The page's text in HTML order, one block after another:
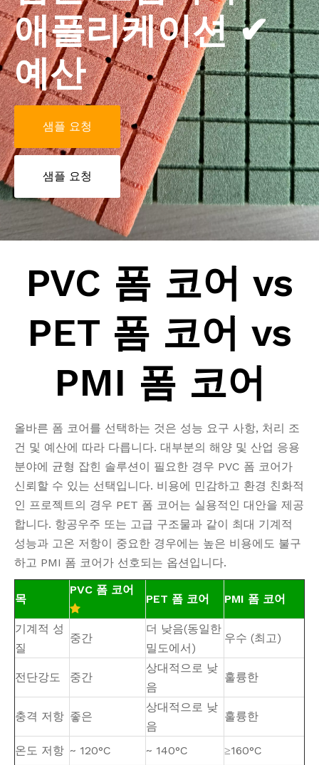
애플리케이션 ✔
예산
샘플 요청
샘플 요청
PVC 폼 코어 vs
PET 폼 코어 vs
PMI 폼 코어
올바른 폼 코어를 선택하는 것은 성능 요구 사항, 처리 조
건 및 예산에 따라 다릅니다. 대부분의 해양 및 산업 응용
분야에 균형 잡힌 솔루션이 필요한 경우 PVC 폼 코어가
신뢰할 수 있는 선택입니다. 비용에 민감하고 환경 친화적
인 프로젝트의 경우 PET 폼 코어는 실용적인 대안을 제공
합니다. 항공우주 또는 고급 구조물과 같이 최대 기계적
성능과 고온 저항이 중요한 경우에는 높은 비용에도 불구
하고 PMI 폼 코어가 선호되는 옵션입니다.
목
PVC 폼 코어

PET 폼 코어 PMI 폼 코어
기계적 성
질
중간
더 낮음(동일한
밀도에서)
우수 (최고)
전단강도 중간
상대적으로 낮
음
훌륭한
충격 저항 좋은
상대적으로 낮
음
훌륭한
온도 저항 ~ 120°C ~ 140°C
≥160°C